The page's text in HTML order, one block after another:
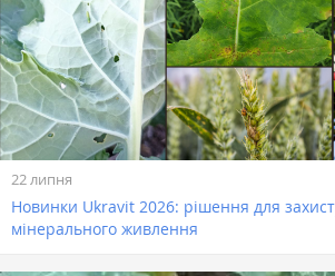
22 липня
Новинки Ukravit 2026: рішення для
мінерального живлення